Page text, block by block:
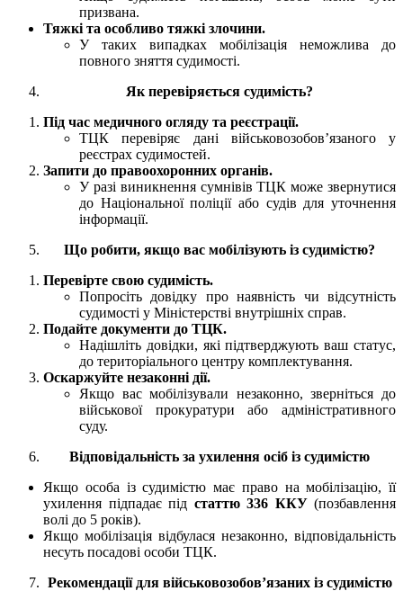
призвана.
Тяжкі та особливо тяжкі злочини.
У таких випадках мобілізація неможлива до
повного зняття судимості.
Як перевіряється судимість?
Під час медичного огляду та реєстрації.
ТЦК перевіряє дані військовозобов’язаного у
реєстрах судимостей.
Запити до правоохоронних органів.
У разі виникнення сумнівів ТЦК може звернутися
до Національної поліції або судів для уточнення
інформації.
Що робити, якщо вас мобілізують із судимістю?
Перевірте свою судимість.
Попросіть довідку про наявність чи відсутність
судимості у Міністерстві внутрішніх справ.
Подайте документи до ТЦК.
Надішліть довідки, які підтверджують ваш статус,
до територіального центру комплектування.
Оскаржуйте незаконні дії.
Якщо вас мобілізували незаконно, зверніться до
військової прокуратури або адміністративного
суду.
Відповідальність за ухилення осіб із судимістю
Якщо особа із судимістю має право на мобілізацію, її
ухилення підпадає під статтю 336 ККУ(позбавлення
волі до 5 років).
Якщо мобілізація відбулася незаконно, відповідальність
несуть посадові особи ТЦК.
Рекомендації для військовозобов’язаних із судимістю